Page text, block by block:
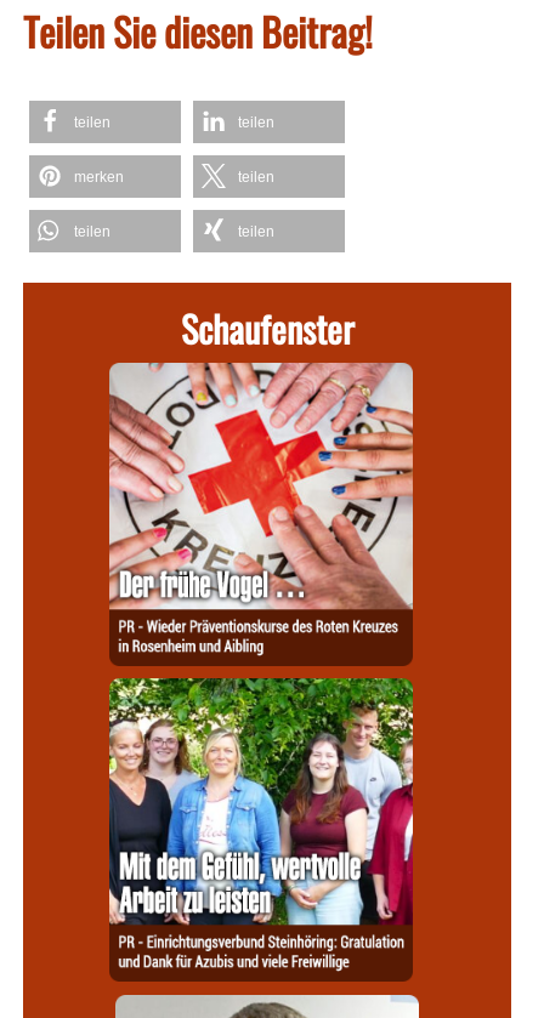
Teilen Sie diesen Beitrag!
teilen teilen
merken teilen
teilen teilen
Schaufenster